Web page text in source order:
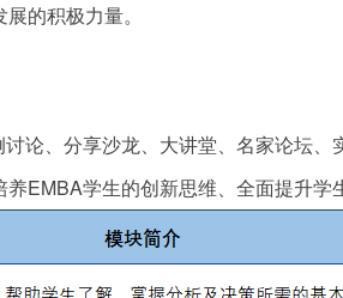
的积极力量。
论、分享沙龙、大讲堂、名家论坛
EMBA学生的创新思维、全面提升学